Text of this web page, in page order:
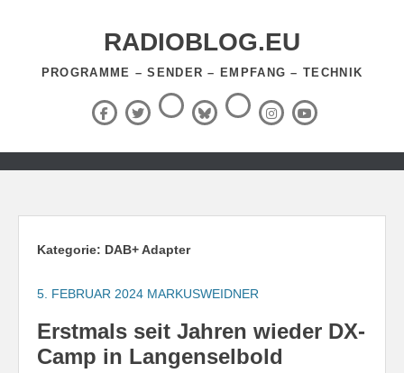
RADIOBLOG.EU
PROGRAMME – SENDER – EMPFANG – TECHNIK
Facebook
X
(Twitter)
ThreadsBlueSky
RSS-
Feed InstagramYouTube
Zum
springen
Kategorie: DAB+ Adapter
5. FEBRUAR 2024 MARKUSWEIDNER
Erstmals seit Jahren wieder DX-
Camp in Langenselbold